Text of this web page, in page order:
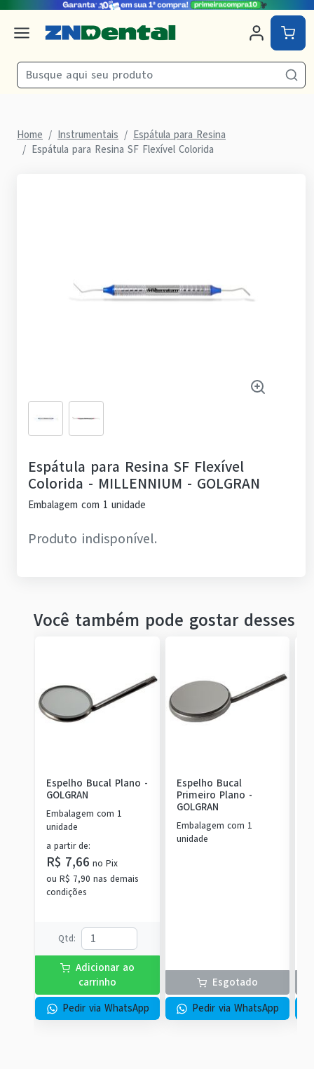
Home Instrumentais
Espátula para Resina
Espátula para Resina SF Flexível Colorida
Espátula para Resina SF Flexível
Colorida - MILLENNIUM - GOLGRAN
Embalagem com 1 unidade
Produto indisponível.
Você também pode gostar desses
Espelho Bucal Plano -
GOLGRAN
Embalagem com 1
unidade
a partir de:
R$ 7,66 noPix
ouR$ 7,90 nas demais
condições
Qtd:
Adicionar ao
carrinho
Pedir via WhatsApp
Espelho Bucal
Primeiro Plano -
GOLGRAN
Embalagem com 1
unidade
Esgotado
Pedir via WhatsApp